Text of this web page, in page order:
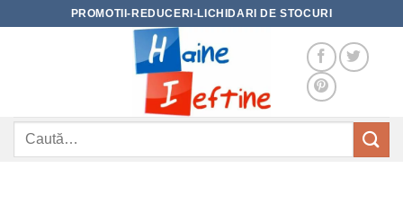
PROMOTII-REDUCERI-LICHIDARI DE STOCURI
Caută